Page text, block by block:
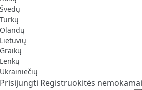
Švedų
Turkų
Olandų
Lietuvių
Graikų
Lenkų
Ukrainiečių
Prisijungti Registruokitės nemokamai